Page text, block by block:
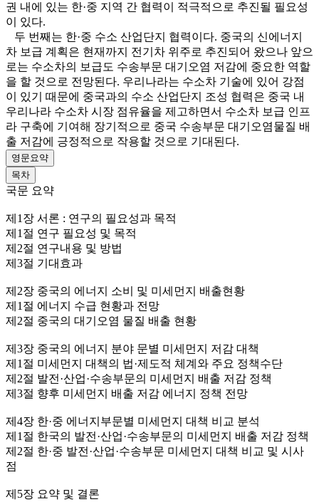
권 내에 있는 한·중 지역 간 협력이 적극적으로 추진될 필요성
이 있다.
두 번째는 한·중 수소 산업단지 협력이다. 중국의 신에너지
차 보급 계획은 현재까지 전기차 위주로 추진되어 왔으나 앞으
로는 수소차의 보급도 수송부문 대기오염 저감에 중요한 역할
을 할 것으로 전망된다. 우리나라는 수소차 기술에 있어 강점
이 있기 때문에 중국과의 수소 산업단지 조성 협력은 중국 내
우리나라 수소차 시장 점유율을 제고하면서 수소차 보급 인프
라 구축에 기여해 장기적으로 중국 수송부문 대기오염물질 배
출 저감에 긍정적으로 작용할 것으로 기대된다.
영문요약
목차
국문 요약
제1장 서론 : 연구의 필요성과 목적
제1절 연구 필요성 및 목적
제2절 연구내용 및 방법
제3절 기대효과
제2장 중국의 에너지 소비 및 미세먼지 배출현황
제1절 에너지 수급 현황과 전망
제2절 중국의 대기오염 물질 배출 현황
제3장 중국의 에너지 분야 문별 미세먼지 저감 대책
제1절 미세먼지 대책의 법·제도적 체계와 주요 정책수단
제2절 발전·산업·수송부문의 미세먼지 배출 저감 정책
제3절 향후 미세먼지 배출 저감 에너지 정책 전망
제4장 한·중 에너지부문별 미세먼지 대책 비교 분석
제1절 한국의 발전·산업·수송부문의 미세먼지 배출 저감 정책
제2절 한·중 발전·산업·수송부문 미세먼지 대책 비교 및 시사
점
제5장 요약 및 결론